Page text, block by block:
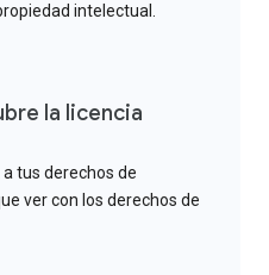
intelectual.
la licencia
tus derechos de
ver con los derechos de